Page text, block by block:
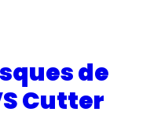
de
Cutter